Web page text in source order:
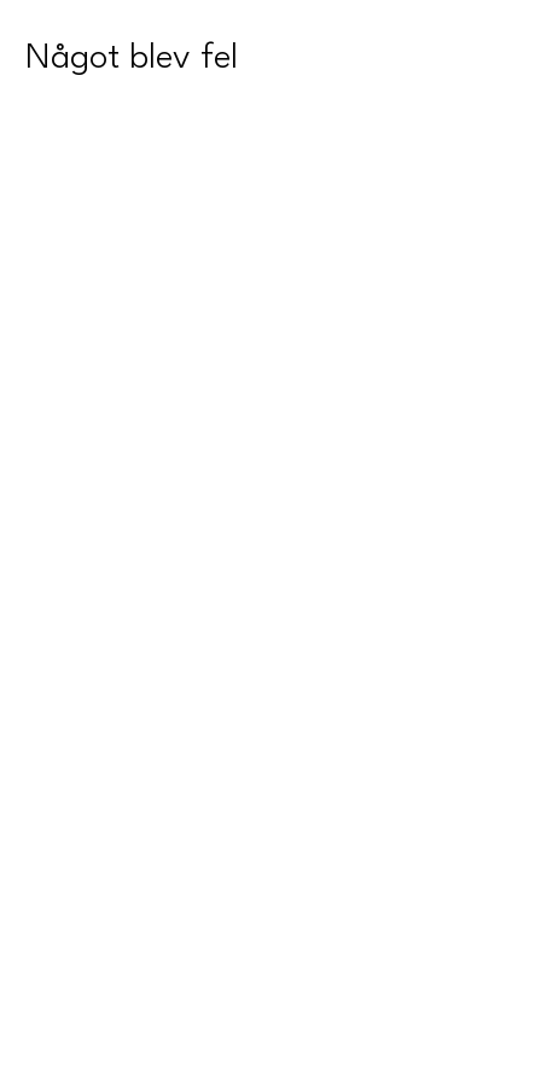
Något blev fel